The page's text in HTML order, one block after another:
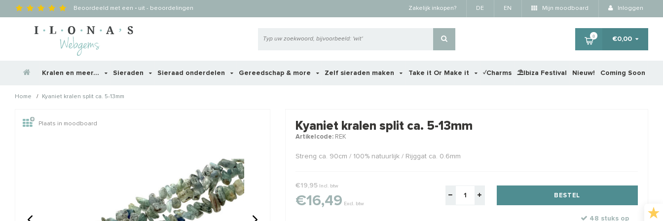
Beoordeeld met een - uit - beoordelingen Zakelijk inkopen? DE EN Mijn moodboard Inloggen
0 €0,00
Kralen en meer... Sieraden Sieraad onderdelen Gereedschap & more Zelf sieraden maken Take it Or Make it ✓Charms ⛱️Ibiza Festival Nieuw! Coming Soon
Home / Kyaniet kralen split ca. 5-13mm
Wellicht zijn deze producten ook interessant voor je?
Plaats in moodboard Kyaniet kralen split ca. 5-13mm
Artikelcode:REK
Streng ca. 90cm / 100% natuurlijk / Rijggat ca. 0.6mm
€19,95 Incl. btw
€16,49 Excl. btw
BESTEL
48 stuks op